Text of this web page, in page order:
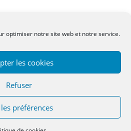
optimiser notre site web et notre service.
les cookies
Refuser
préférences
légales-Contact
Theme by OceanWP